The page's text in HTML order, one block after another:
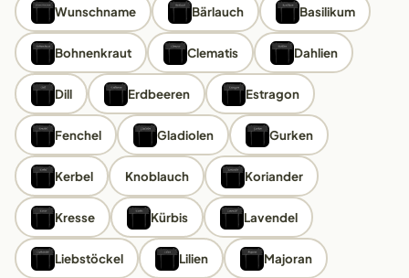
Wunschname Bärlauch Basilikum
Bohnenkraut Clematis Dahlien
Dill Erdbeeren Estragon
Fenchel Gladiolen Gurken
Kerbel Knoblauch Koriander
Kresse Kürbis Lavendel
Liebstöckel Lilien Majoran